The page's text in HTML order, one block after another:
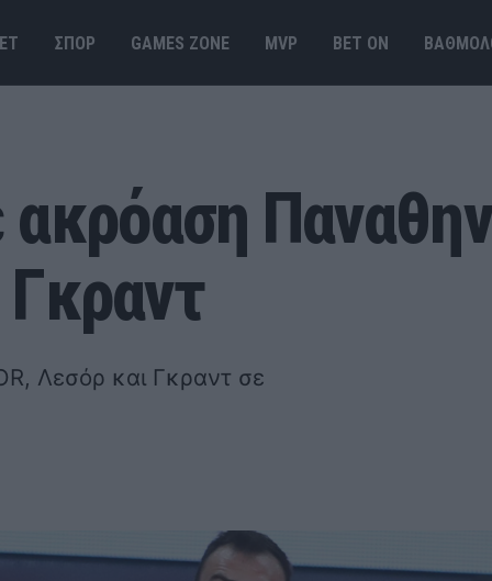
ΣΠΟΡ GAMES ΖΟΝΕ MVP BET ΟΝ
Λεσόρ και Γκραντ σε